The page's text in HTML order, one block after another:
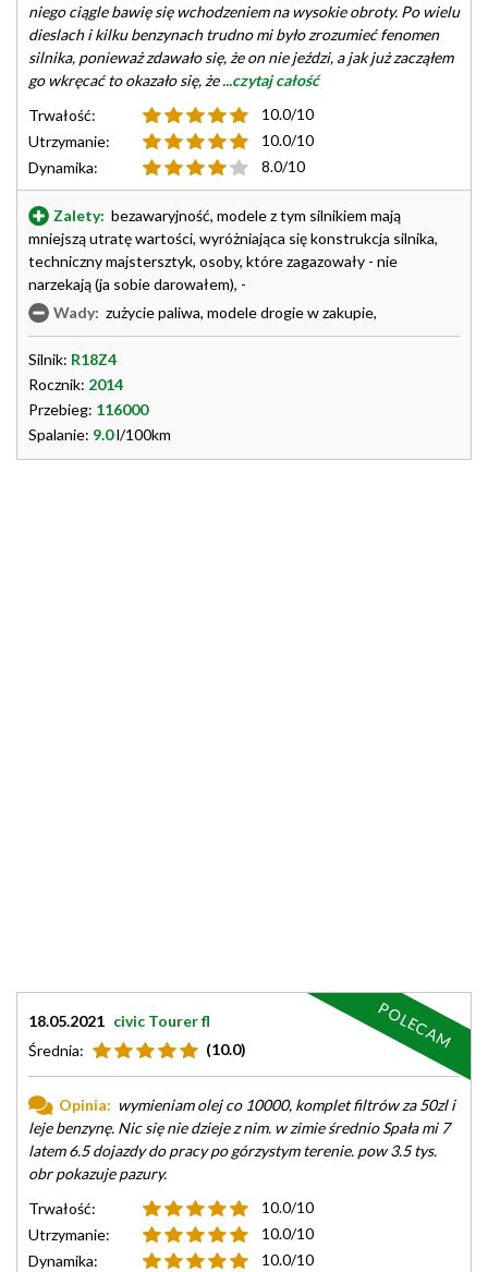
niego ciągle bawię się wchodzeniem na wysokie obroty. Po wielu
dieslach i kilku benzynach trudno mi było zrozumieć fenomen
silnika, ponieważ zdawało się, że on nie jeździ, a jak już zacząłem
go wkręcać to okazało się, że...czytaj całość
Trwałość:
10.0/10
Utrzymanie:
10.0/10
Dynamika:
8.0/10
Zalety: bezawaryjność, modele z tym silnikiem mają
mniejszą utratę wartości, wyróżniająca się konstrukcja silnika,
techniczny majstersztyk, osoby, które zagazowały - nie
narzekają (ja sobie darowałem), -
Wady: zużycie paliwa, modele drogie w zakupie,
Silnik: R18Z4
Rocznik: 2014
Przebieg: 116000
Spalanie: 9.0l/100km
18.05.2021 civic Tourer fl
Średnia:
(10.0)
Opinia: wymieniam olej co 10000, komplet filtrów za 50zl i
leje benzynę. Nic się nie dzieje z nim. w zimie średnio Spała mi 7
latem 6.5 dojazdy do pracy po górzystym terenie. pow 3.5 tys.
obr pokazuje pazury.
Trwałość:
10.0/10
Utrzymanie:
10.0/10
Dynamika:
10.0/10
POLECAM